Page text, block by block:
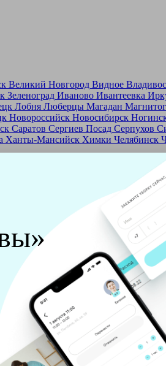
Великий Новгород Видное
Зеленоград Иваново Ивантеевка
Лобня Люберцы Магадан
Новороссийск Новосибирск
Саратов Сергиев Посад Серпухов
Ханты-Мансийск Химки Челябинск
40 лет.
безопасности и только
привозят с собой: